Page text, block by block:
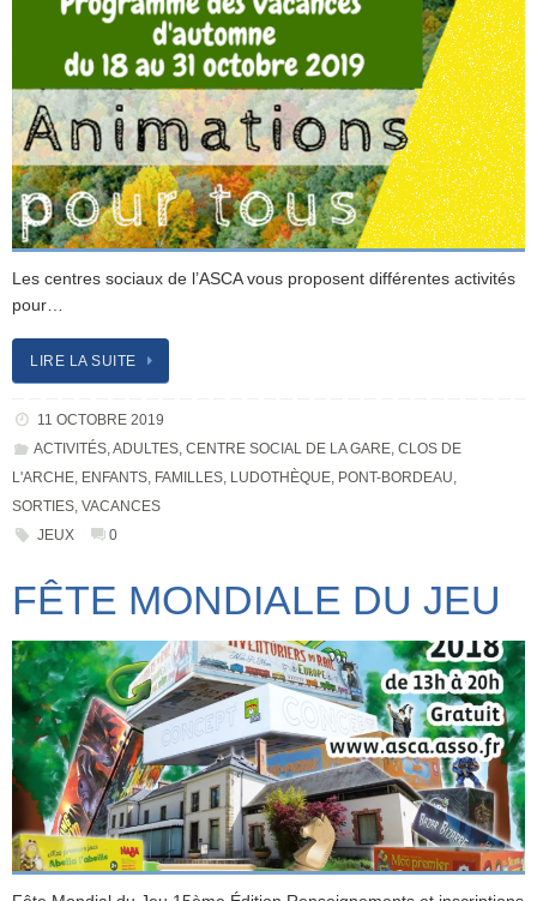
Les centres sociaux de l’ASCA vous proposent différentes activités
pour…
LIRE LA SUITE
11 OCTOBRE 2019
ACTIVITÉS,ADULTES, CENTRE SOCIAL DE LA GARE, CLOS DE
L'ARCHE, ENFANTS, FAMILLES, LUDOTHÈQUE, PONT-BORDEAU,
SORTIES, VACANCES
JEUX
0
FÊTE MONDIALE DU JEU